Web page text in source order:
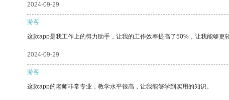
2024-09-29
游客
这款app是我工作上的得力助手，让我的工作效率提高了50%，让我能够更
2024-09-29
游客
这款app的老师非常专业，教学水平很高，让我能够学到实用的知识。